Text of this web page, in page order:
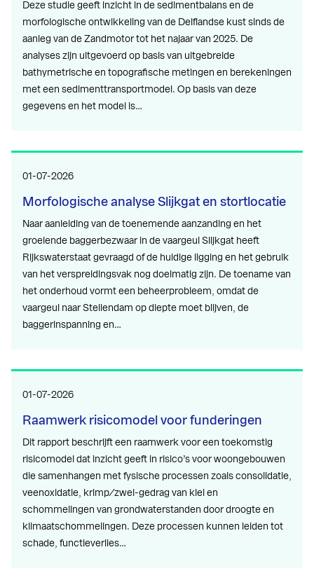
Deze studie geeft inzicht in de sedimentbalans en de
morfologische ontwikkeling van de Delflandse kust sinds de
aanleg van de Zandmotor tot het najaar van 2025. De
analyses zijn uitgevoerd op basis van uitgebreide
bathymetrische en topografische metingen en berekeningen
met een sedimenttransportmodel. Op basis van deze
gegevens en het model is…
01-07-2026
Morfologische analyse Slijkgat en stortlocatie
Naar aanleiding van de toenemende aanzanding en het
groeiende baggerbezwaar in de vaargeul Slijkgat heeft
Rijkswaterstaat gevraagd of de huidige ligging en het gebruik
van het verspreidingsvak nog doelmatig zijn. De toename van
het onderhoud vormt een beheerprobleem, omdat de
vaargeul naar Stellendam op diepte moet blijven, de
baggerinspanning en…
01-07-2026
Raamwerk risicomodel voor funderingen
Dit rapport beschrijft een raamwerk voor een toekomstig
risicomodel dat inzicht geeft in risico’s voor woongebouwen
die samenhangen met fysische processen zoals consolidatie,
veenoxidatie, krimp/zwel-gedrag van klei en
schommelingen van grondwaterstanden door droogte en
klimaatschommelingen. Deze processen kunnen leiden tot
schade, functieverlies…